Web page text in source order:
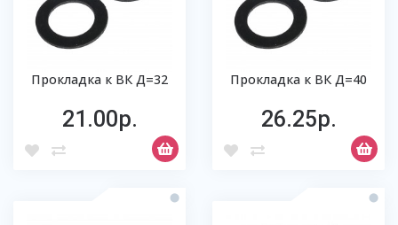
Прокладка к ВК Д=32
21.00р.
Прокладка к ВК Д=40
26.25р.